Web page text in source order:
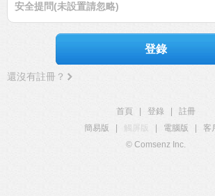
安全提問(未設置請忽略)
登錄
還沒有註冊？
首頁 登錄
註冊
簡易版
觸屏版 電腦版
客
© Comsenz Inc.